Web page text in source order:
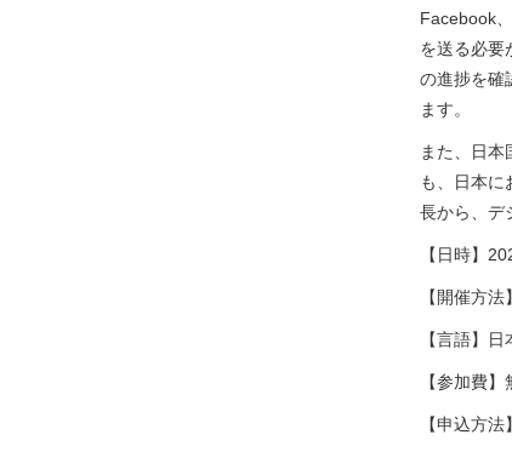
Facebook
を送る必要
の進捗を確
ます。
また、日本
も、日本に
長から、デ
【日時】
【開催方
【言語】
【参加費】
【申込方法】